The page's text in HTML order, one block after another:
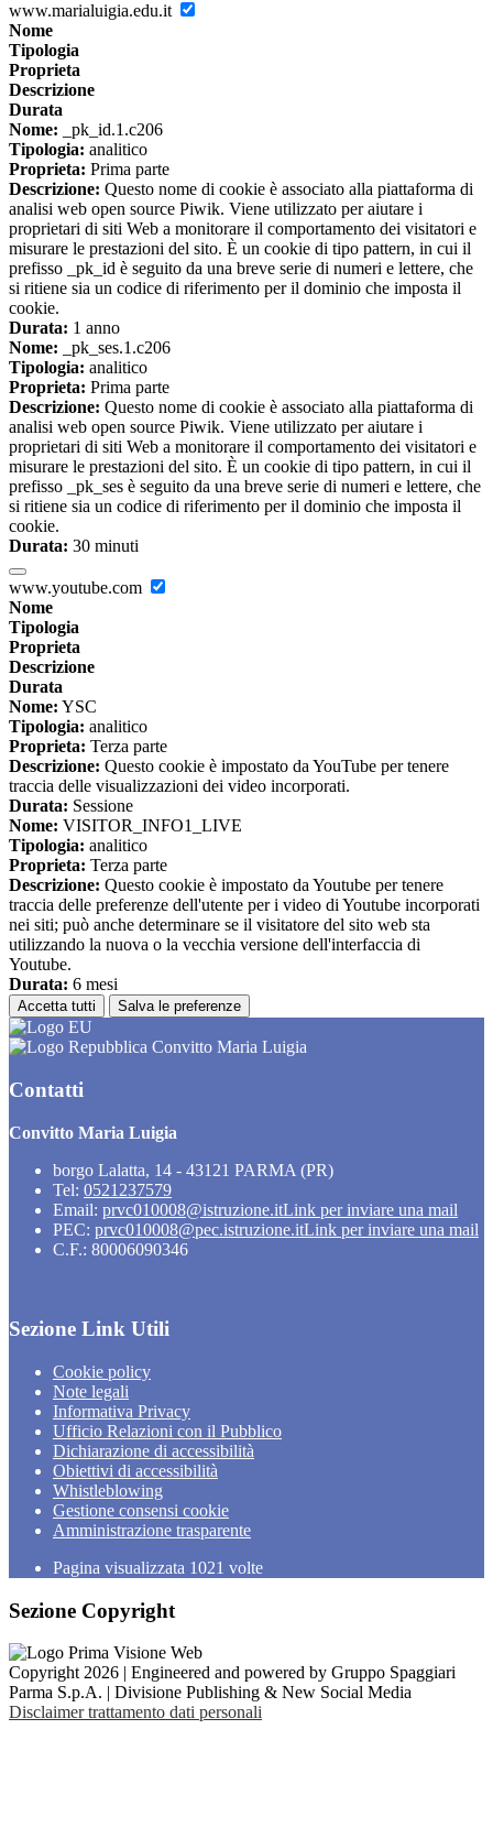
www.marialuigia.edu.it
Nome
Tipologia
Proprieta
Descrizione
Durata
Nome: _pk_id.1.c206
Tipologia: analitico
Proprieta: Prima parte
Descrizione: Questo nome di cookie è associato alla piattaforma di
analisi web open source Piwik. Viene utilizzato per aiutare i
proprietari di siti Web a monitorare il comportamento dei visitatori e
misurare le prestazioni del sito. È un cookie di tipo pattern, in cui il
prefisso _pk_id è seguito da una breve serie di numeri e lettere, che
si ritiene sia un codice di riferimento per il dominio che imposta il
cookie.
Durata: 1 anno
Nome: _pk_ses.1.c206
Tipologia: analitico
Proprieta: Prima parte
Descrizione: Questo nome di cookie è associato alla piattaforma di
analisi web open source Piwik. Viene utilizzato per aiutare i
proprietari di siti Web a monitorare il comportamento dei visitatori e
misurare le prestazioni del sito. È un cookie di tipo pattern, in cui il
prefisso _pk_ses è seguito da una breve serie di numeri e lettere, che
si ritiene sia un codice di riferimento per il dominio che imposta il
cookie.
Durata: 30 minuti
www.youtube.com
Nome
Tipologia
Proprieta
Descrizione
Durata
Nome: YSC
Tipologia: analitico
Proprieta: Terza parte
Descrizione: Questo cookie è impostato da YouTube per tenere
traccia delle visualizzazioni dei video incorporati.
Durata: Sessione
Nome: VISITOR_INFO1_LIVE
Tipologia: analitico
Proprieta: Terza parte
Descrizione: Questo cookie è impostato da Youtube per tenere
traccia delle preferenze dell'utente per i video di Youtube incorporati
nei siti; può anche determinare se il visitatore del sito web sta
utilizzando la nuova o la vecchia versione dell'interfaccia di
Youtube.
Durata: 6 mesi
Accetta tutti Salva le preferenze
Convitto Maria Luigia
Contatti
Convitto Maria Luigia
borgo Lalatta, 14 - 43121 PARMA (PR)
Tel: 0521237579
Email: prvc010008@istruzione.itLink per inviare una mail
PEC: prvc010008@pec.istruzione.itLink per inviare una mail
C.F.: 80006090346
Sezione Link Utili
Cookie policy
Note legali
Informativa Privacy
Ufficio Relazioni con il Pubblico
Dichiarazione di accessibilità
Obiettivi di accessibilità
Whistleblowing
Gestione consensi cookie
Amministrazione trasparente
Pagina visualizzata 1021 volte
Sezione Copyright
Copyright 2026 | Engineered and powered by Gruppo Spaggiari
Parma S.p.A. | Divisione Publishing & New Social Media
Disclaimer trattamento dati personali